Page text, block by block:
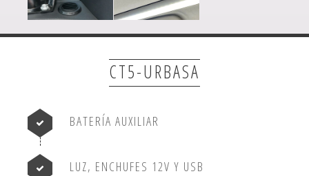
CT5-URBASA
BATERÍA AUXILIAR
LUZ, ENCHUFES 12V Y USB